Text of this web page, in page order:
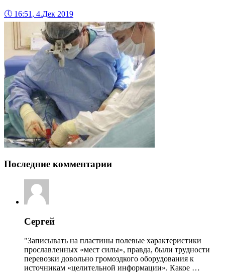
🕔 16:51, 4.Дек 2019
Последние комментарии
Сергей
"Записывать на пластины полевые характеристики
прославленных «мест силы», правда, были трудности
перевозки довольно громоздкого оборудования к
источникам «целительной информации». Какое …